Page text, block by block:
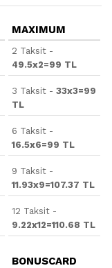
MAXIMUM
2 Taksit -
49.5x2=99 TL
3 Taksit - 33x3=99
TL
6 Taksit -
16.5x6=99 TL
9 Taksit -
11.93x9=107.37 TL
12 Taksit -
9.22x12=110.68 TL
BONUSCARD